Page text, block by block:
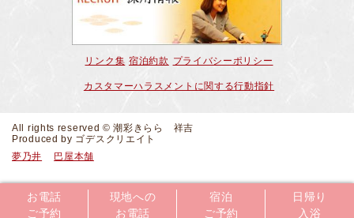
お電話
ご予約
現地への
お電話
宿泊
ご予約
日帰り
入浴
リンク集 宿泊約款 プライバシーポリシー
カスタマーハラスメントに関する行動指針
All rights reserved © 潮彩きらら 祥吉
Produced by ゴデスクリエイト
夢乃井
巴屋本舗